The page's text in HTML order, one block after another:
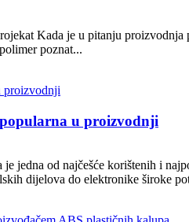
Kada je u pitanju
poznat...
u proizvodnji
jedna od najčešće korištenih i
dijelova do elektronike široke